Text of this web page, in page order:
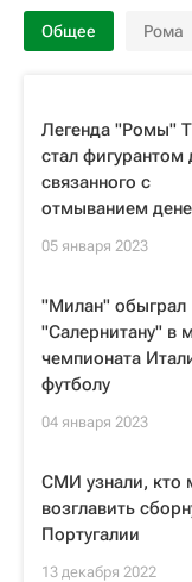
Общее Рома
Легенда "Ромы"
стал фигурантом
связанного с
отмыванием
05 января 2023
"Милан" обыграл
"Салернитану" в
чемпионата
футболу
04 января 2023
СМИ узнали, кто
возглавить
Португалии
13 декабря 2022